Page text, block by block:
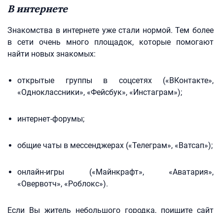
В интернете
Знакомства в интернете уже стали нормой. Тем более
в сети очень много площадок, которые помогают
найти новых знакомых:
открытые группы в соцсетях («ВКонтакте»,
«Одноклассники», «Фейсбук», «Инстаграм»);
интернет-форумы;
общие чаты в мессенджерах («Телеграм», «Ватсап»);
онлайн-игры («Майнкрафт», «Аватария»,
«Овервотч», «Роблокс»).
Если Вы житель небольшого городка, поищите сайт